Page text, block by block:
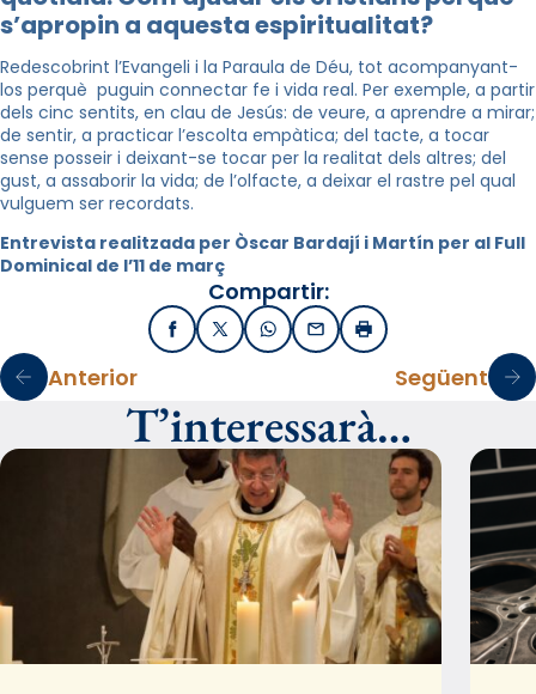
s’apropin a aquesta espiritualitat?
Redescobrint l’Evangeli i la Paraula de Déu, tot acompanyant-
los perquè puguin connectar fe i vida real. Per exemple, a partir
dels cinc sentits, en clau de Jesús: de veure, a aprendre a mirar;
de sentir, a practicar l’escolta empàtica; del tacte, a tocar
sense posseir i deixant-se tocar per la realitat dels altres; del
gust, a assaborir la vida; de l’olfacte, a deixar el rastre pel qual
vulguem ser recordats.
Entrevista realitzada per Òscar Bardají i Martín per al Full
Dominical de l’11 de març
Compartir:
FacebookX / TwitterWhatsApp
EmailImprimir
Anterior Següent
T’interessarà…